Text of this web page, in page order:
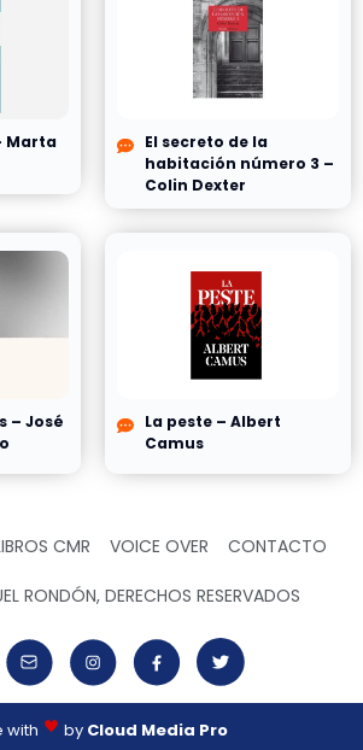
Marta
El secreto de la
habitación número 3 –
Colin Dexter
– José
La peste – Albert
Camus
CMR VOICE OVER CONTACTO
RONDÓN, DERECHOS RESERVADOS
with by Cloud Media Pro